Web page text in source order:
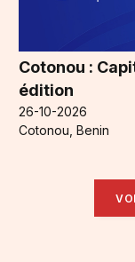
Cotonou :
édition
26-10-2026
Cotonou, Benin